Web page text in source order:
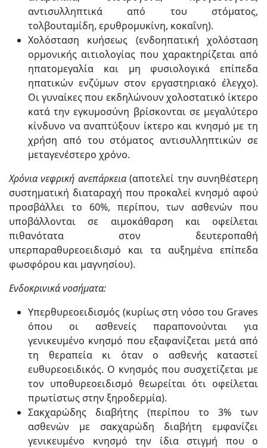
αντισυλληπτικά από του στόματος,
τολβουταμίδη, ερυθρομυκίνη, κοκαΐνη).
Χολόσταση κυήσεως (ενδοηπατική χολόσταση
ορμονικής αιτιολογίας που χαρακτηρίζεται από
ηπατομεγαλία και μη φυσιολογικά επίπεδα
ηπατικών ενζύμων στον εργαστηριακό έλεγχο).
Οι γυναίκες που εκδηλώνουν χολοστατικό ίκτερο
κατά την εγκυμοσύνη βρίσκονται σε μεγαλύτερο
κίνδυνο να αναπτύξουν ίκτερο και κνησμό με τη
χρήση από του στόματος αντισυλληπτικών σε
μεταγενέστερο χρόνο.
Χρόνια νεφρική ανεπάρκεια(αποτελεί την συνηθέστερη
συστηματική διαταραχή που προκαλεί κνησμό αφού
προσβάλλει το 60%, περίπου, των ασθενών που
υποβάλλονται σε αιμοκάθαρση και οφείλεται
πιθανότατα στον δευτεροπαθή
υπερπαραθυρεοειδισμό και τα αυξημένα επίπεδα
φωσφόρου και μαγνησίου).
Ενδοκρινικά νοσήματα:
Υπερθυρεοειδισμός (κυρίως στη νόσο του Graves
όπου οι ασθενείς παραπονούνται για
γενικευμένο κνησμό που εξαφανίζεται μετά από
τη θεραπεία κι όταν ο ασθενής καταστεί
ευθυρεοειδικός. Ο κνησμός που συσχετίζεται με
τον υποθυρεοειδισμό θεωρείται ότι οφείλεται
πρωτίστως στην ξηροδερμία).
Σακχαρώδης διαβήτης (περίπου το 3% των
ασθενών με σακχαρώδη διαβήτη εμφανίζει
γενικευμένο κνησμό την ίδια στιγμή που ο